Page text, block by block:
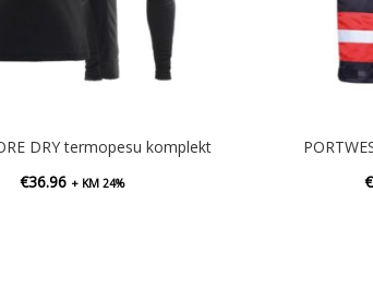
DRY termopesu komplekt
€36.96 + KM 24%
€